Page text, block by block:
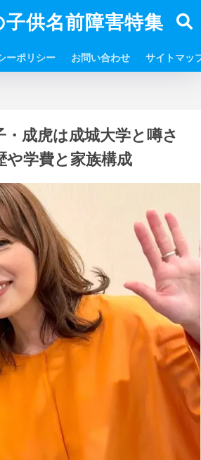
供名前障害特集
ーポリシー お問い合わせ サイトマッ
・成虎は成城大学と噂さ
や学費と家族構成